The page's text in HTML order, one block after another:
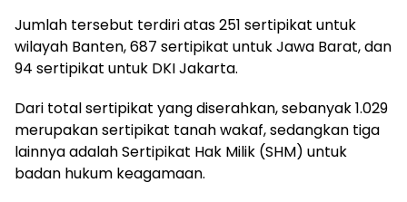
Jumlah tersebut terdiri atas 251 sertipikat untuk
wilayah Banten, 687 sertipikat untuk Jawa Barat, dan
94 sertipikat untuk DKI Jakarta.
Dari total sertipikat yang diserahkan, sebanyak 1.029
merupakan sertipikat tanah wakaf, sedangkan tiga
lainnya adalah Sertipikat Hak Milik (SHM) untuk
badan hukum keagamaan.